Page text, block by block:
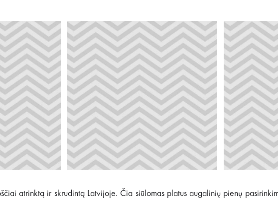
atrinktą ir skrudintą Latvijoje. Čia siūlomas platus augalinių pienų